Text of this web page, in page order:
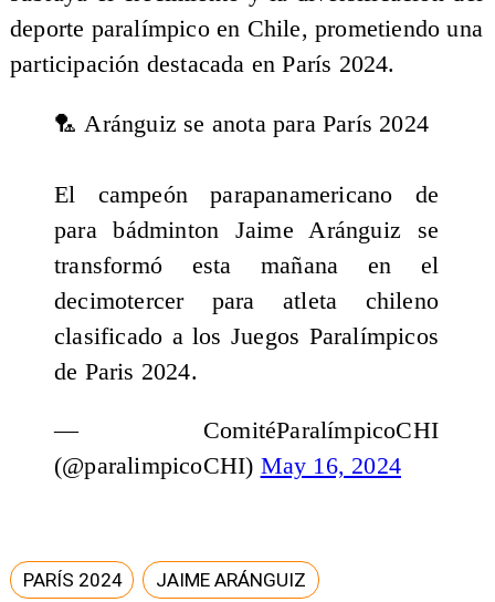
deporte paralímpico en Chile, prometiendo una
participación destacada en París 2024.
🏸 Aránguiz se anota para París 2024
El campeón parapanamericano de
para bádminton Jaime Aránguiz se
transformó esta mañana en el
decimotercer para atleta chileno
clasificado a los Juegos Paralímpicos
de Paris 2024.
— ComitéParalímpicoCHI
(@paralimpicoCHI) May 16, 2024
PARÍS 2024
JAIME ARÁNGUIZ